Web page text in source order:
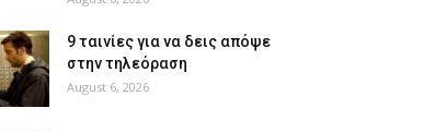
9 ταινίες για να δεις απόψε
στην τηλεόραση
August 6, 2026